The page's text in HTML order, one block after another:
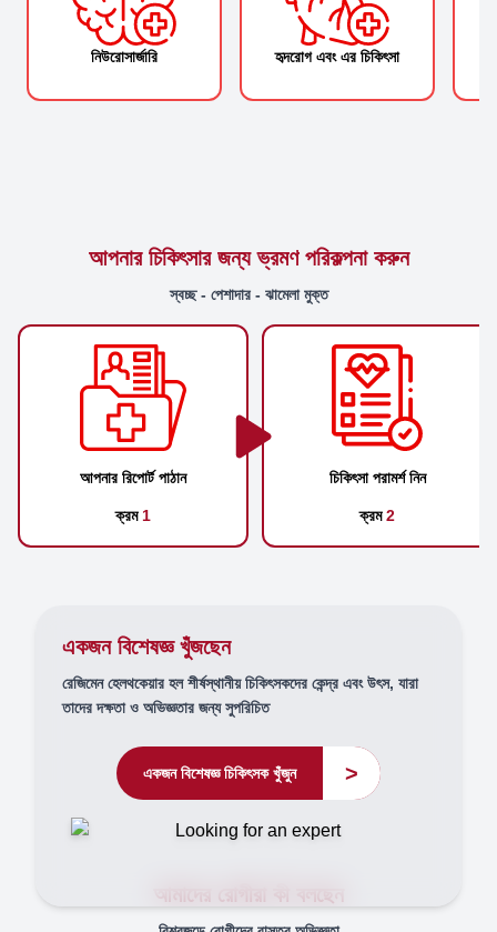
নিউরোসার্জারি হৃদরোগ এবং এর চিকিৎসা
আপনার চিকিৎসার জন্য ভ্রমণ পরিকল্পনা করুন
স্বচ্ছ - পেশাদার - ঝামেলা মুক্ত
আপনার রিপোর্ট পাঠান
ক্রম 1
চিকিৎসা পরামর্শ নিন
ক্রম2
একজন বিশেষজ্ঞ খুঁজছেন
রেজিমেন হেলথকেয়ার হল শীর্ষস্থানীয় চিকিৎসকদের কেন্দ্র এবং উৎস, যারা
তাদের দক্ষতা ও অভিজ্ঞতার জন্য সুপরিচিত
একজন বিশেষজ্ঞ চিকিৎসক খুঁজুন >
আমাদের রোগীরা কী বলছেন